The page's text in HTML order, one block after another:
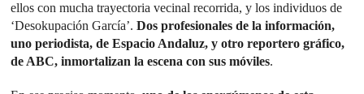
ellos con mucha trayectoria vecinal recorrida, y los individuos de
‘Desokupación García’.Dos profesionales de la información,
uno periodista, de Espacio Andaluz, y otro reportero gráfico,
de ABC, inmortalizan la escena con sus móviles.